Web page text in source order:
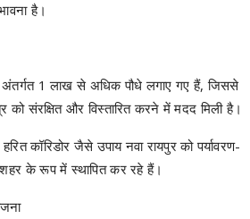
को संरक्षित और विस्तारित करने में मदद मिली है।
कॉरिडोर जैसे उपाय नवा रायपुर को पर्यावरण-
के रूप में स्थापित कर रहे हैं।